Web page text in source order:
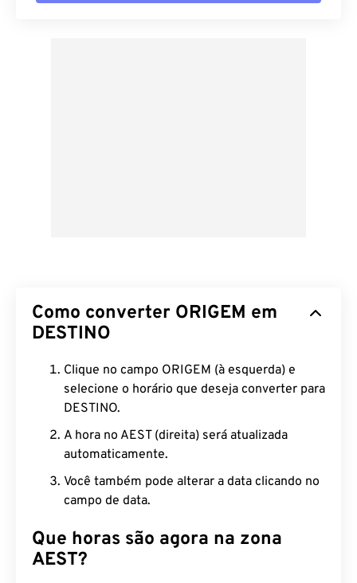
Como converter ORIGEM em
DESTINO
Clique no campo ORIGEM (à esquerda) e
selecione o horário que deseja converter para
DESTINO.
A hora no AEST (direita) será atualizada
automaticamente.
Você também pode alterar a data clicando no
campo de data.
Que horas são agora na zona
AEST?